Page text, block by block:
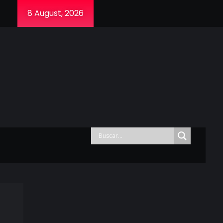
8 August, 2026